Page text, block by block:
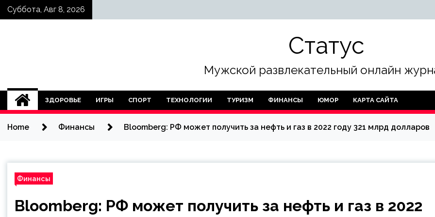
SkipСуббота, Авг 8, 2026
Статус
Мужской развлекательный онлайн
ЗДОРОВЬЕ ИГРЫ СПОРТ ТЕХНОЛОГИИ ТУРИЗМ ФИНАНСЫ ЮМОР КАРТА САЙТА
Home Финансы Bloomberg: РФ может получить за нефть и газ в 2022 году 321 млрд долларов
Финансы
Bloomberg: РФ может получить за нефть и газ в 2022